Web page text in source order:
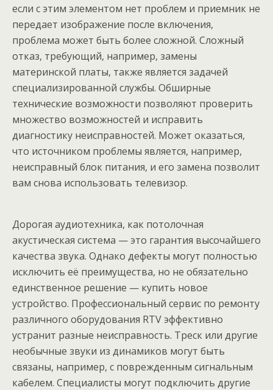
если с этим элементом нет проблем и приемник не
передает изображение после включения,
проблема может быть более сложной. Сложный
отказ, требующий, например, замены
материнской платы, также является задачей
специализированной службы. Обширные
технические возможности позволяют проверить
множество возможностей и исправить
диагностику неисправностей. Может оказаться,
что источником проблемы является, например,
неисправный блок питания, и его замена позволит
вам снова использовать телевизор.
Дорогая аудиотехника, как потолочная
акустическая система — это гарантия высочайшего
качества звука. Однако дефекты могут полностью
исключить её преимущества, но не обязательно
единственное решение — купить новое
устройство. Профессиональный сервис по ремонту
различного оборудования RTV эффективно
устранит разные неисправность. Треск или другие
необычные звуки из динамиков могут быть
связаны, например, с поврежденным сигнальным
кабелем. Специалисты могут подключить другие